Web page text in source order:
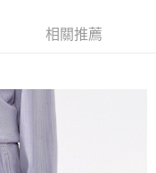
相關推薦